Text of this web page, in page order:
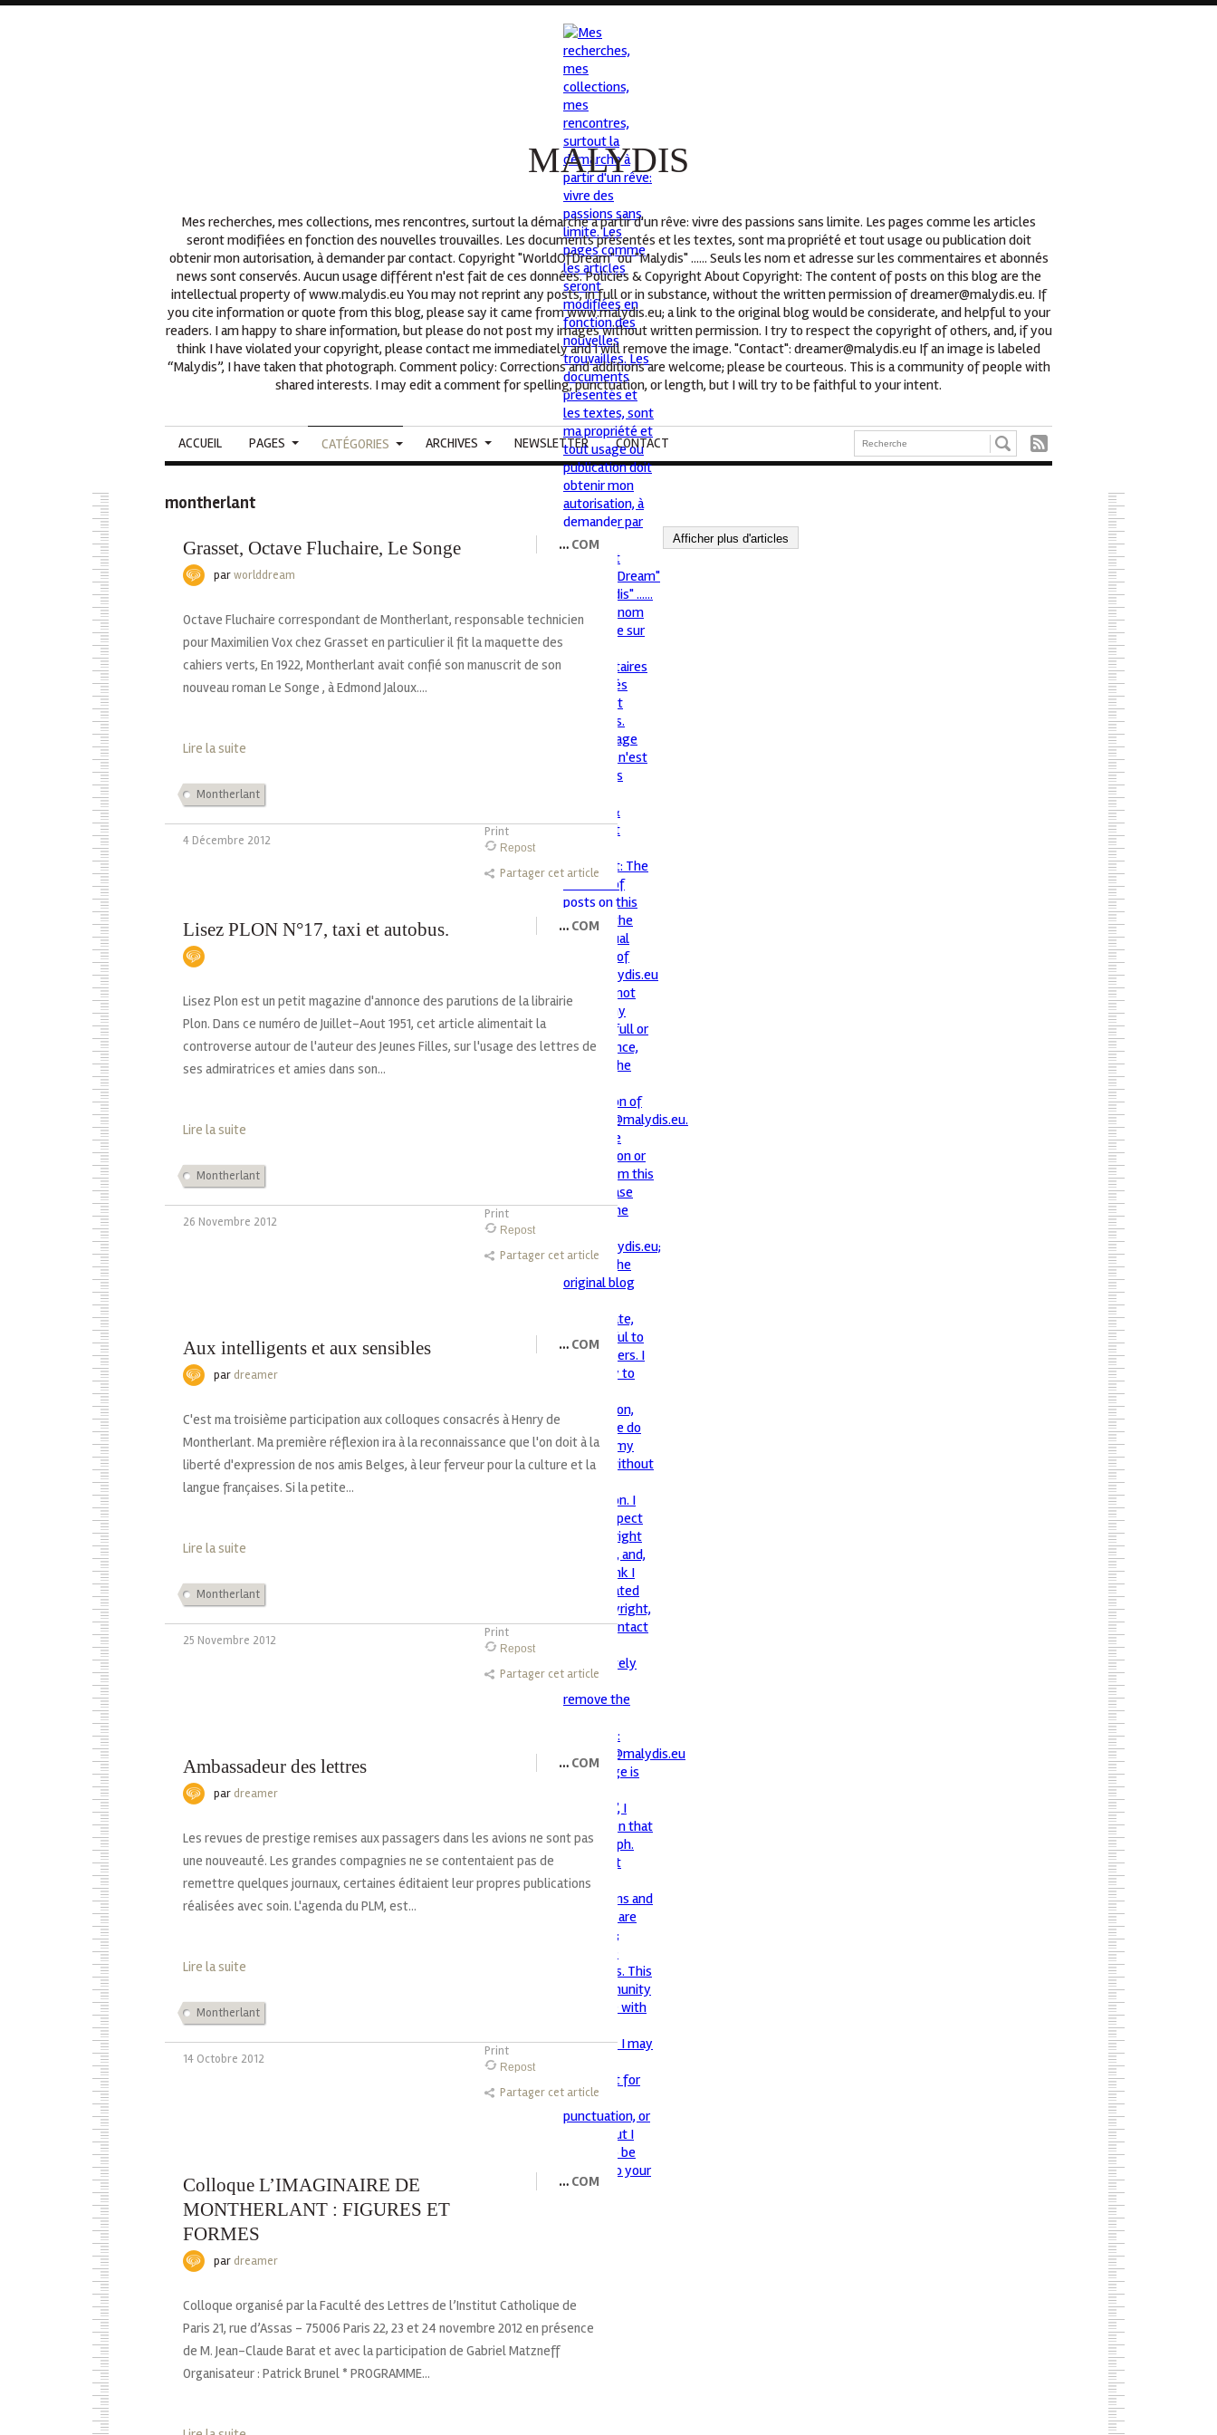
MALYDIS
Mes recherches, mes collections, mes rencontres, surtout la démarche à partir d'un rêve: vivre des passions sans limite. Les pages comme les articles
seront modifiées en fonction des nouvelles trouvailles. Les documents présentés et les textes, sont ma propriété et tout usage ou publication doit
obtenir mon autorisation, à demander par contact. Copyright "WorldOfDream" ou "Malydis" ...... Seuls les nom et adresse sur les commentaires et abonnés
news sont conservés. Aucun usage différent n'est fait de ces données. Policies & Copyright About Copyright: The content of posts on this blog are the
intellectual property of www.malydis.eu You may not reprint any posts, in full or in substance, without the written permission of dreamer@malydis.eu. If
you cite information or quote from this blog, please say it came from www.malydis.eu; a link to the original blog would be considerate, and helpful to your
readers. I am happy to share information, but please do not post my images without written permission. I try to respect the copyright of others, and, if you
think I have violated your copyright, please contact me immediately and I will remove the image. "Contact": dreamer@malydis.eu If an image is labeled
“Malydis”, I have taken that photograph. Comment policy: Corrections and additions are welcome; please be courteous. This is a community of people with
shared interests. I may edit a comment for spelling, punctuation, or length, but I will try to be faithful to your intent.
ACCUEIL PAGES CATÉGORIES ARCHIVES NEWSLETTER CONTACT
montherlant
Grasset, Octave Fluchaire, Le Songe … COM
parworlddream
Octave Fluchaire correspondant de Montherlant, responsable technicien
pour Maximilien Vox chez Grasset en particulier il fit la maquette des
cahiers verts, En 1922, Montherlant avait confié son manuscrit de son
nouveau roman Le Songe , à Edmond Jaloux....
Lire la suite
Montherlant
4 Décembre 2012
Print
Repost
Partager cet article
Lisez PLON N°17, taxi et autobus. … COM
Lisez Plon est un petit magazine d'annonce des parutions de la librairie
Plon. Dans ce numéro de Juillet-Aout 1951, cet article alimentait la
controverse autour de l'auteur des Jeunes Filles, sur l'usage des lettres de
ses admiratrices et amies dans son...
Lire la suite
Montherlant
26 Novembre 2012
Print
Repost
Partager cet article
Aux intelligents et aux sensibles … COM
par dreamer
C'est ma troisième participation aux colloques consacrés à Henry de
Montherlant. Ma première réflexion ira à la reconnaissance que l'on doit à la
liberté d'expression de nos amis Belges, à leur ferveur pour la culture et la
langue françaises. Si la petite...
Lire la suite
Montherlant
25 Novembre 2012
Print
Repost
Partager cet article
Ambassadeur des lettres … COM
par dreamer
Les revues de prestige remises aux passagers dans les avions ne sont pas
une nouveauté. Les grandes compagnies ne se contentaient pas de
remettre quelques journaux, certaines éditaient leur propres publications
réalisées avec soin. L'agenda du PLM, est...
Lire la suite
Montherlant
14 Octobre 2012
Print
Repost
Partager cet article
Colloque L’IMAGINAIRE DE
MONTHERLANT : FIGURES ET
FORMES
… COM
par dreamer
Colloque organisé par la Faculté des Lettres de l’Institut Catholique de
Paris 21, rue d’Assas - 75006 Paris 22, 23 et 24 novembre 2012 en présence
de M. Jean-Claude Barat et avec la participation de Gabriel Matzneff
Organisateur : Patrick Brunel * PROGRAMME...
Afficher plus d'articles